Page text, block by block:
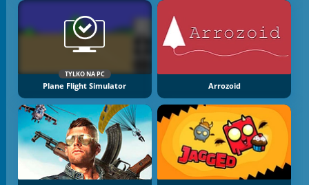
TYLKO NA PC
Plane Flight Simulator Arrozoid